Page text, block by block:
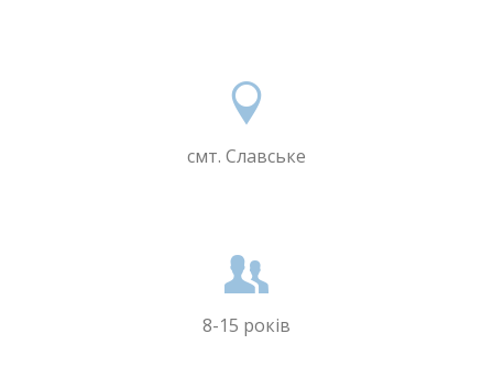
смт. Славське
8-15 років